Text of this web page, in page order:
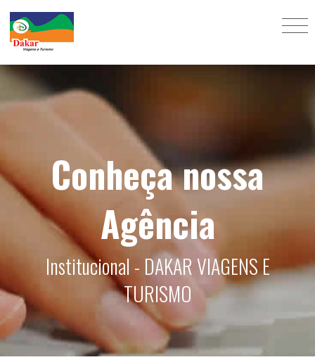
Conheça nossa
Agência
Institucional - DAKAR VIAGENS E
TURISMO